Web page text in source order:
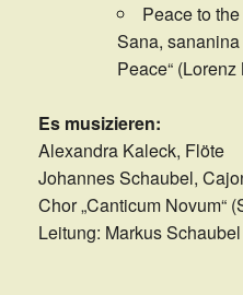
Peace to
Sana,
Peace“
Es musizieren:
Alexandra Kaleck, Flöte
Johannes Schaubel,
Chor „Canticum Novum“
Leitung: Markus Schaubel